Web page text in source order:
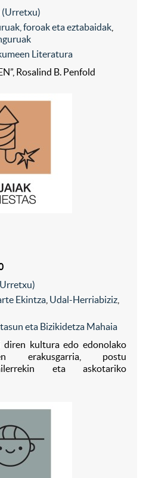
(Urretxu)
foroak eta eztabaidak
Literatura
Rosalind B. Penfold
Ekintza Udal-Herriabiziz
eta Bizikidetza Mahaia
kultura edo edonolako
erakusgarria, postu
eta askotariko